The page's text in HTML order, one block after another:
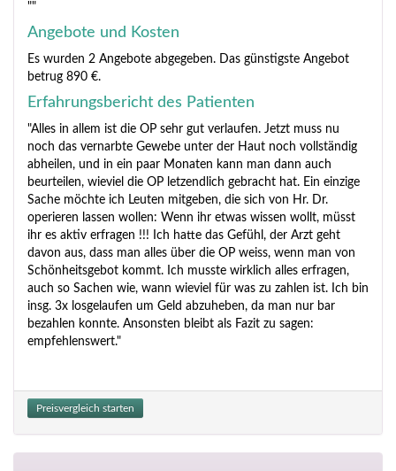
""
Angebote und Kosten
Es wurden 2 Angebote abgegeben. Das günstigste Angebot
betrug 890 €.
Erfahrungsbericht des Patienten
"Alles in allem ist die OP sehr gut verlaufen. Jetzt muss nu
noch das vernarbte Gewebe unter der Haut noch vollständig
abheilen, und in ein paar Monaten kann man dann auch
beurteilen, wieviel die OP letzendlich gebracht hat. Ein einzige
Sache möchte ich Leuten mitgeben, die sich von Hr. Dr.
operieren lassen wollen: Wenn ihr etwas wissen wollt, müsst
ihr es aktiv erfragen !!! Ich hatte das Gefühl, der Arzt geht
davon aus, dass man alles über die OP weiss, wenn man von
Schönheitsgebot kommt. Ich musste wirklich alles erfragen,
auch so Sachen wie, wann wieviel für was zu zahlen ist. Ich bin
insg. 3x losgelaufen um Geld abzuheben, da man nur bar
bezahlen konnte. Ansonsten bleibt als Fazit zu sagen:
empfehlenswert."
Preisvergleich starten